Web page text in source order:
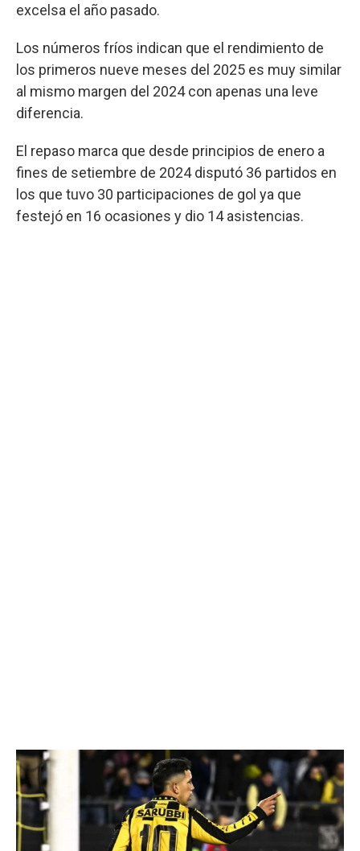
excelsa el año pasado.
Los números fríos indican que el rendimiento de
los primeros nueve meses del 2025 es muy similar
al mismo margen del 2024 con apenas una leve
diferencia.
El repaso marca que desde principios de enero a
fines de setiembre de 2024 disputó 36 partidos en
los que tuvo 30 participaciones de gol ya que
festejó en 16 ocasiones y dio 14 asistencias.